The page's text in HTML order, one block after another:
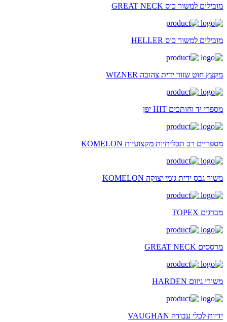
מובילים למשור כוס GREAT NECK
מובילים למשור כוס HELLER
מקצץ חוט שזור ידית צהובה WIZNER
מספרי יד וחותכים HIT יפן
מספריים רב תכליתיות מקצועיות KOMELON
משור גבס ידית גומי יצוקה KOMELON
מברגים TOPEX
מרססים GREAT NECK
משורי גיזום HARDEN
ידיות לכלי עבודה VAUGHAN